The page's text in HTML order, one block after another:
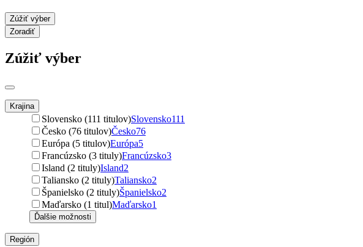
Zúžiť výber
Zoradiť
Zúžiť výber
Krajina
Slovensko (111 titulov)Slovensko111
Česko (76 titulov)Česko76
Európa (5 titulov)Európa5
Francúzsko (3 tituly)Francúzsko3
Island (2 tituly)Island2
Taliansko (2 tituly)Taliansko2
Španielsko (2 tituly)Španielsko2
Maďarsko (1 titul)Maďarsko1
Ďalšie možnosti
Región